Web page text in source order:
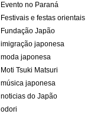
Evento no Paraná
Festivais e festas orientais
Fundação Japão
imigração japonesa
moda japonesa
Moti Tsuki Matsuri
música japonesa
noticias do Japão
odori